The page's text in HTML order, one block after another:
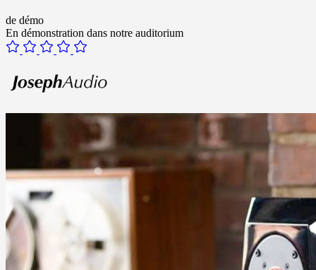
de démo
En démonstration dans notre auditorium